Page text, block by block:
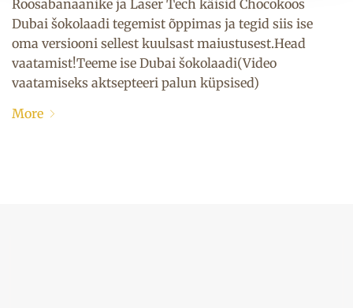
Roosabanaanike ja Laser Tech käisid Chocokoos
Dubai šokolaadi tegemist õppimas ja tegid siis ise
oma versiooni sellest kuulsast maiustusest.Head
vaatamist!Teeme ise Dubai šokolaadi(Video
vaatamiseks aktsepteeri palun küpsised)
More